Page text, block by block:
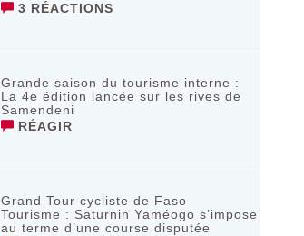
3 RÉACTIONS
Grande saison du tourisme interne :
La 4e édition lancée sur les rives de
Samendeni
RÉAGIR
Grand Tour cycliste de Faso
Tourisme : Saturnin Yaméogo s’impose
au terme d’une course disputée